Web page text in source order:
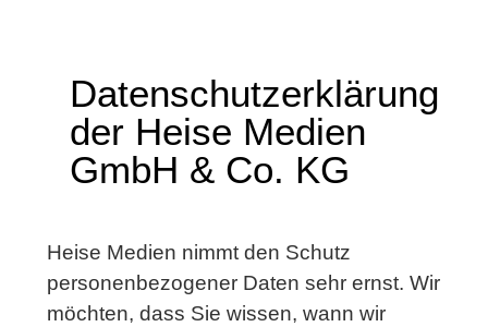
Datenschutzerklärung
der Heise Medien
GmbH & Co. KG
Heise Medien nimmt den Schutz
personenbezogener Daten sehr ernst. Wir
möchten, dass Sie wissen, wann wir